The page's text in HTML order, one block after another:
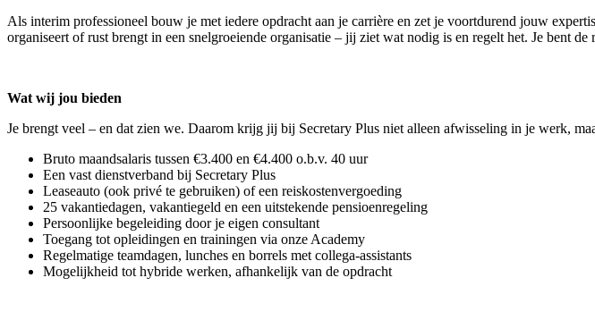
Als interim professioneel bouw je met iedere opdracht aan je carrière en zet je voortdurend jouw
organiseert of rust brengt in een snelgroeiende organisatie – jij ziet wat nodig is en regelt het. Je bent
Wat wij jou bieden
Je brengt veel – en dat zien we. Daarom krijg jij bij Secretary Plus niet alleen afwisseling in je werk,
Bruto maandsalaris tussen €3.400 en €4.400 o.b.v. 40 uur
Een vast dienstverband bij Secretary Plus
Leaseauto (ook privé te gebruiken) of een reiskostenvergoeding
25 vakantiedagen, vakantiegeld en een uitstekende pensioenregeling
Persoonlijke begeleiding door je eigen consultant
Toegang tot opleidingen en trainingen via onze Academy
Regelmatige teamdagen, lunches en borrels met collega-assistants
Mogelijkheid tot hybride werken, afhankelijk van de opdracht